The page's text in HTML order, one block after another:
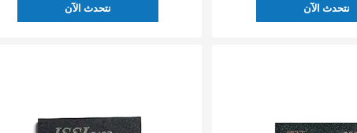
نتحدث الآن نتحدث الآن